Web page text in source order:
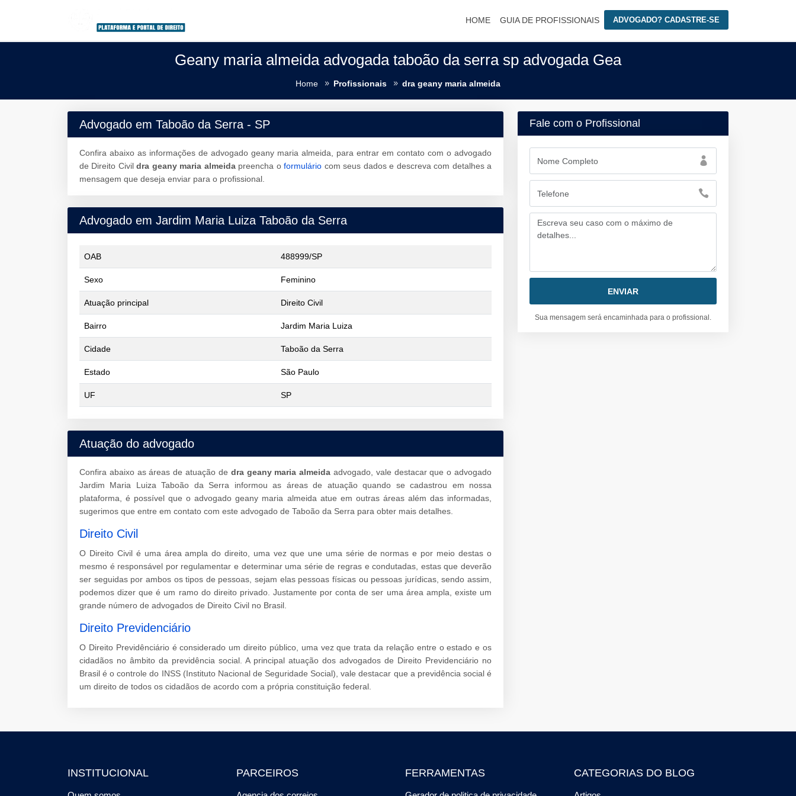
HOME GUIA DE PROFISSIONAIS ADVOGADO? CADASTRE-SE
Geany maria almeida advogada taboão da serra sp advogada Gea
Home Profissionais dra geany maria almeida
Advogado em Taboão da Serra - SP
Confira abaixo as informações de advogado geany maria almeida, para entrar em contato com o advogado
de Direito Civildra geany maria almeidapreencha oformulário com seus dados e descreva com detalhes a
mensagem que deseja enviar para o profissional.
Advogado em Jardim Maria Luiza Taboão da Serra
OAB 488999/SP
Sexo Feminino
Atuação principal Direito Civil
Bairro Jardim Maria Luiza
Cidade Taboão da Serra
Estado São Paulo
UF SP
Atuação do advogado
Confira abaixo as áreas de atuação de dra geany maria almeida advogado, vale destacar que o advogado
Jardim Maria Luiza Taboão da Serra informou as áreas de atuação quando se cadastrou em nossa
plataforma, é possível que o advogado geany maria almeida atue em outras áreas além das informadas,
sugerimos que entre em contato com este advogado de Taboão da Serra para obter mais detalhes.
Direito Civil
O Direito Civil é uma área ampla do direito, uma vez que une uma série de normas e por meio destas o
mesmo é responsável por regulamentar e determinar uma série de regras e condutadas, estas que deverão
ser seguidas por ambos os tipos de pessoas, sejam elas pessoas físicas ou pessoas jurídicas, sendo assim,
podemos dizer que é um ramo do direito privado. Justamente por conta de ser uma área ampla, existe um
grande número de advogados de Direito Civil no Brasil.
Direito Previdenciário
O Direito Previdênciário é considerado um direito público, uma vez que trata da relação entre o estado e os
cidadãos no âmbito da previdência social. A principal atuação dos advogados de Direito Previdenciário no
Brasil é o controle do INSS (Instituto Nacional de Seguridade Social), vale destacar que a previdência social é
um direito de todos os cidadãos de acordo com a própria constituição federal.
Fale com o Profissional
Sua mensagem será encaminhada para o profissional.
INSTITUCIONAL PARCEIROS FERRAMENTAS CATEGORIAS DO BLOG